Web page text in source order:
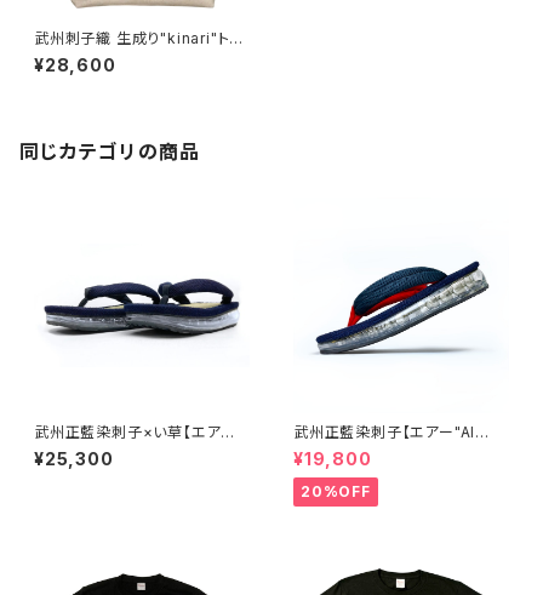
武州刺子織 生成り"kinari"トー
トバッグ
¥28,600
同じカテゴリの商品
武州正藍染刺子×い草【エア
ー"AIR"雪駄】楽駄-laqda-
¥25,300
武州正藍染刺子【エアー"AI
R"雪駄】楽駄-laqda-02
¥19,800
20%OFF